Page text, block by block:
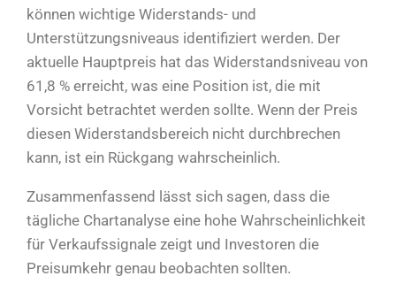
können wichtige Widerstands- und
Unterstützungsniveaus identifiziert werden. Der
aktuelle Hauptpreis hat das Widerstandsniveau von
61,8 % erreicht, was eine Position ist, die mit
Vorsicht betrachtet werden sollte. Wenn der Preis
diesen Widerstandsbereich nicht durchbrechen
kann, ist ein Rückgang wahrscheinlich.
Zusammenfassend lässt sich sagen, dass die
tägliche Chartanalyse eine hohe Wahrscheinlichkeit
für Verkaufssignale zeigt und Investoren die
Preisumkehr genau beobachten sollten.